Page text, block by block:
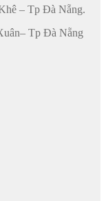
– Tp Đà Nẵng.
Tp Đà Nẵng